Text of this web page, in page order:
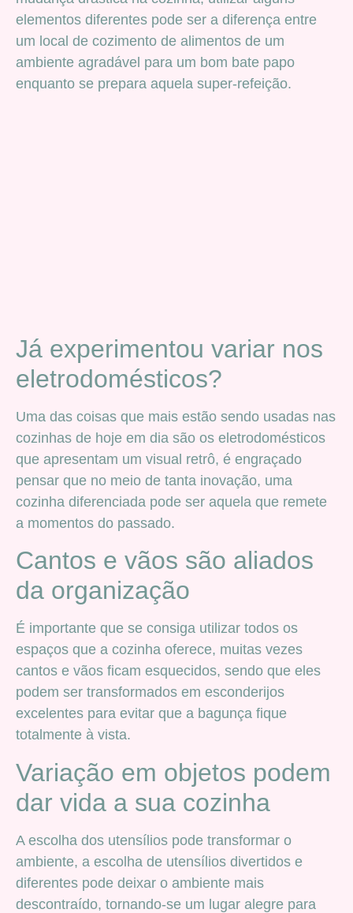
elementos diferentes pode ser a diferença entre
um local de cozimento de alimentos de um
ambiente agradável para um bom bate papo
enquanto se prepara aquela super-refeição.
Já experimentou variar nos
eletrodomésticos?
Uma das coisas que mais estão sendo usadas nas
cozinhas de hoje em dia são os eletrodomésticos
que apresentam um visual retrô, é engraçado
pensar que no meio de tanta inovação, uma
cozinha diferenciada pode ser aquela que remete
a momentos do passado.
Cantos e vãos são aliados
da organização
É importante que se consiga utilizar todos os
espaços que a cozinha oferece, muitas vezes
cantos e vãos ficam esquecidos, sendo que eles
podem ser transformados em esconderijos
excelentes para evitar que a bagunça fique
totalmente à vista.
Variação em objetos podem
dar vida a sua cozinha
A escolha dos utensílios pode transformar o
ambiente, a escolha de utensílios divertidos e
diferentes pode deixar o ambiente mais
descontraído, tornando-se um lugar alegre para